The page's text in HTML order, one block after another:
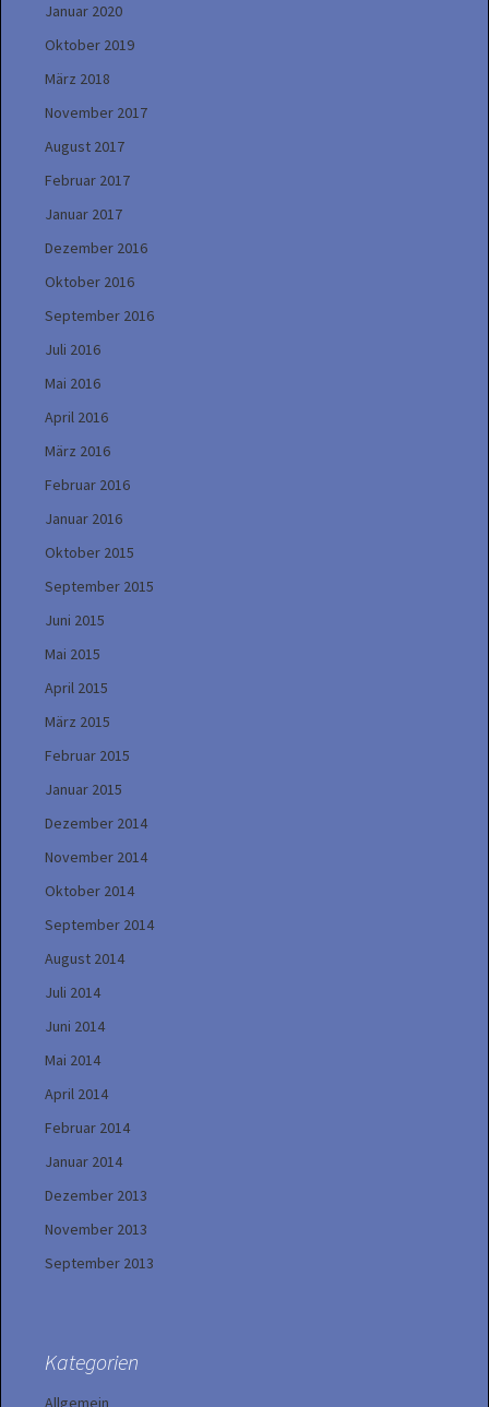
Januar 2020
Oktober 2019
März 2018
November 2017
August 2017
Februar 2017
Januar 2017
Dezember 2016
Oktober 2016
September 2016
Juli 2016
Mai 2016
April 2016
März 2016
Februar 2016
Januar 2016
Oktober 2015
September 2015
Juni 2015
Mai 2015
April 2015
März 2015
Februar 2015
Januar 2015
Dezember 2014
November 2014
Oktober 2014
September 2014
August 2014
Juli 2014
Juni 2014
Mai 2014
April 2014
Februar 2014
Januar 2014
Dezember 2013
November 2013
September 2013
Kategorien
Allgemein